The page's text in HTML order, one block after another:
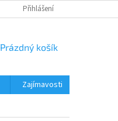
SLOVNÍK POJMŮ
Přihlášení
NÁKUPNÍ
Prázdný košík
Zajímavosti